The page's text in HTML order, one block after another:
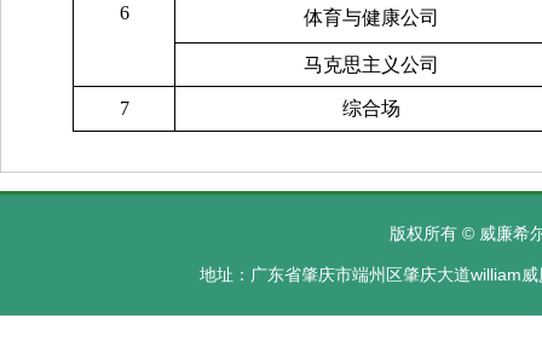
6 体育与健康公司
马克思主义公司
7 综合场
版权所有 © 威廉希
地址：广东省肇庆市端州区肇庆大道william